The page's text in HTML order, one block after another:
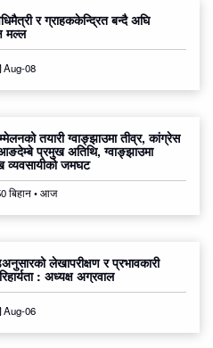
र ग्राहककेन्द्रित बन्दै अघि
मल्ल
Aug-08
तयारी ग्वाङ्झाउमा तीव्र, कांग्रेस
प्रमुख अतिथि, ग्वाङ्झाउमा
व्यवसायीको जमघट
बिहान • आज
लेखापरीक्षण र प्रभावकारी
: अध्यक्ष अग्रवाल
Aug-06